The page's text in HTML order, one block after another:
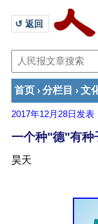
↺ 返回
首页 › 分栏目 › 文
2017年12月28日 发表
一个种"德"有种
昊天